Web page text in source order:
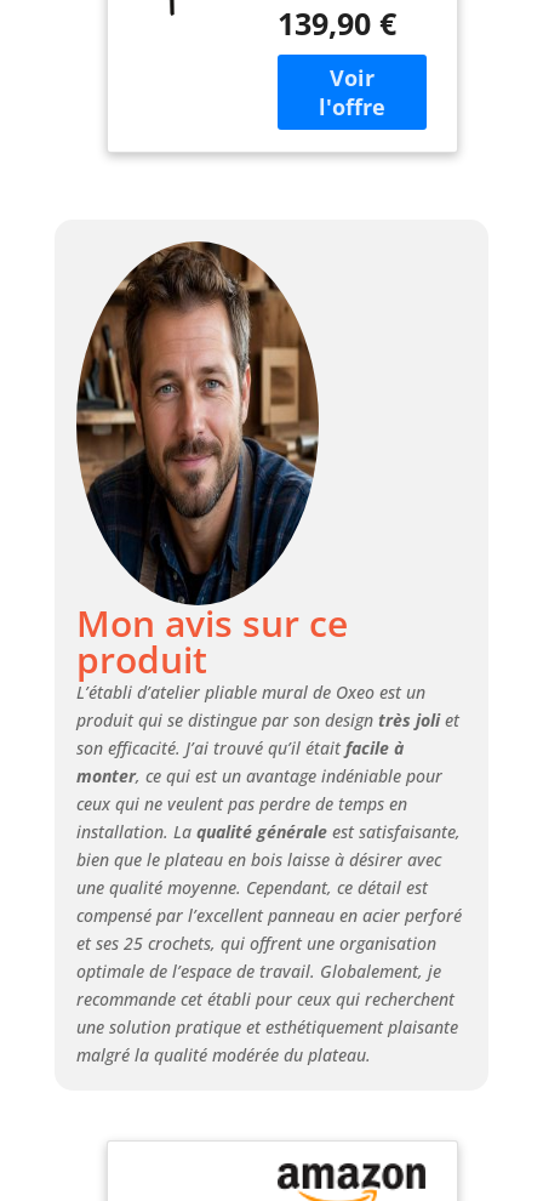
Plateau Bois
ép 25mm
solution compacte
avec une épaisseur
repliée de
seulement 11,5
cm. Parfait pour
les petits ateliers
de 2,5 cm et
structure en acier
avec tubes carrés
4x4 cm. Deux vis
de verrouillage
assurent un
maintien sécurisé
pendant vos
travaux. ✅
RANGEMENT
ORGANISÉ :
Panneau perforé
25 crochets inclus
pour outils et
Espace inférieur
pratique pour vis
et petites pièces.
Tout est à portée
de main. ✅
FACILITÉ
D'INSTALLATION :
Livré avec un kit
complet de fixation
murale (vis,
écrous). Montage
simple et rapide
pour un établi
fonctionnel et prêt
à l'emploi. ❤️
MARQUE
rigoureusement
sélectionné et
139,90 €
Mon avis sur ce
produit
L’établi d’atelier pliable mural de Oxeo est un
produit qui se distingue par son design très joliet
son efficacité. J’ai trouvé qu’il étaitfacile à
monter, ce qui est un avantage indéniable pour
ceux qui ne veulent pas perdre de temps en
installation. La qualité généraleest satisfaisante,
bien que le plateau en bois laisse à désirer avec
une qualité moyenne. Cependant, ce détail est
compensé par l’excellent panneau en acier perforé
et ses 25 crochets, qui offrent une organisation
optimale de l’espace de travail. Globalement, je
recommande cet établi pour ceux qui recherchent
une solution pratique et esthétiquement plaisante
malgré la qualité modérée du plateau.